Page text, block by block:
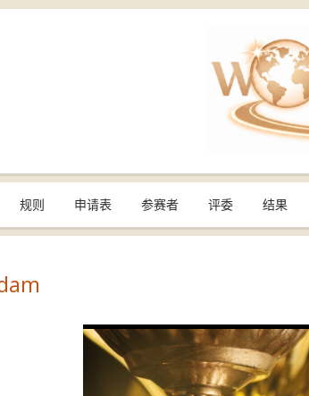
规则 申请表 参赛者 评委 结果